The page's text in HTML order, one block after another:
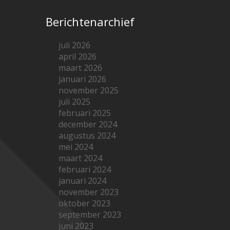
Berichtenarchief
juli 2026
april 2026
maart 2026
januari 2026
november 2025
juli 2025
februari 2025
december 2024
augustus 2024
mei 2024
maart 2024
februari 2024
januari 2024
november 2023
oktober 2023
september 2023
juni 2023